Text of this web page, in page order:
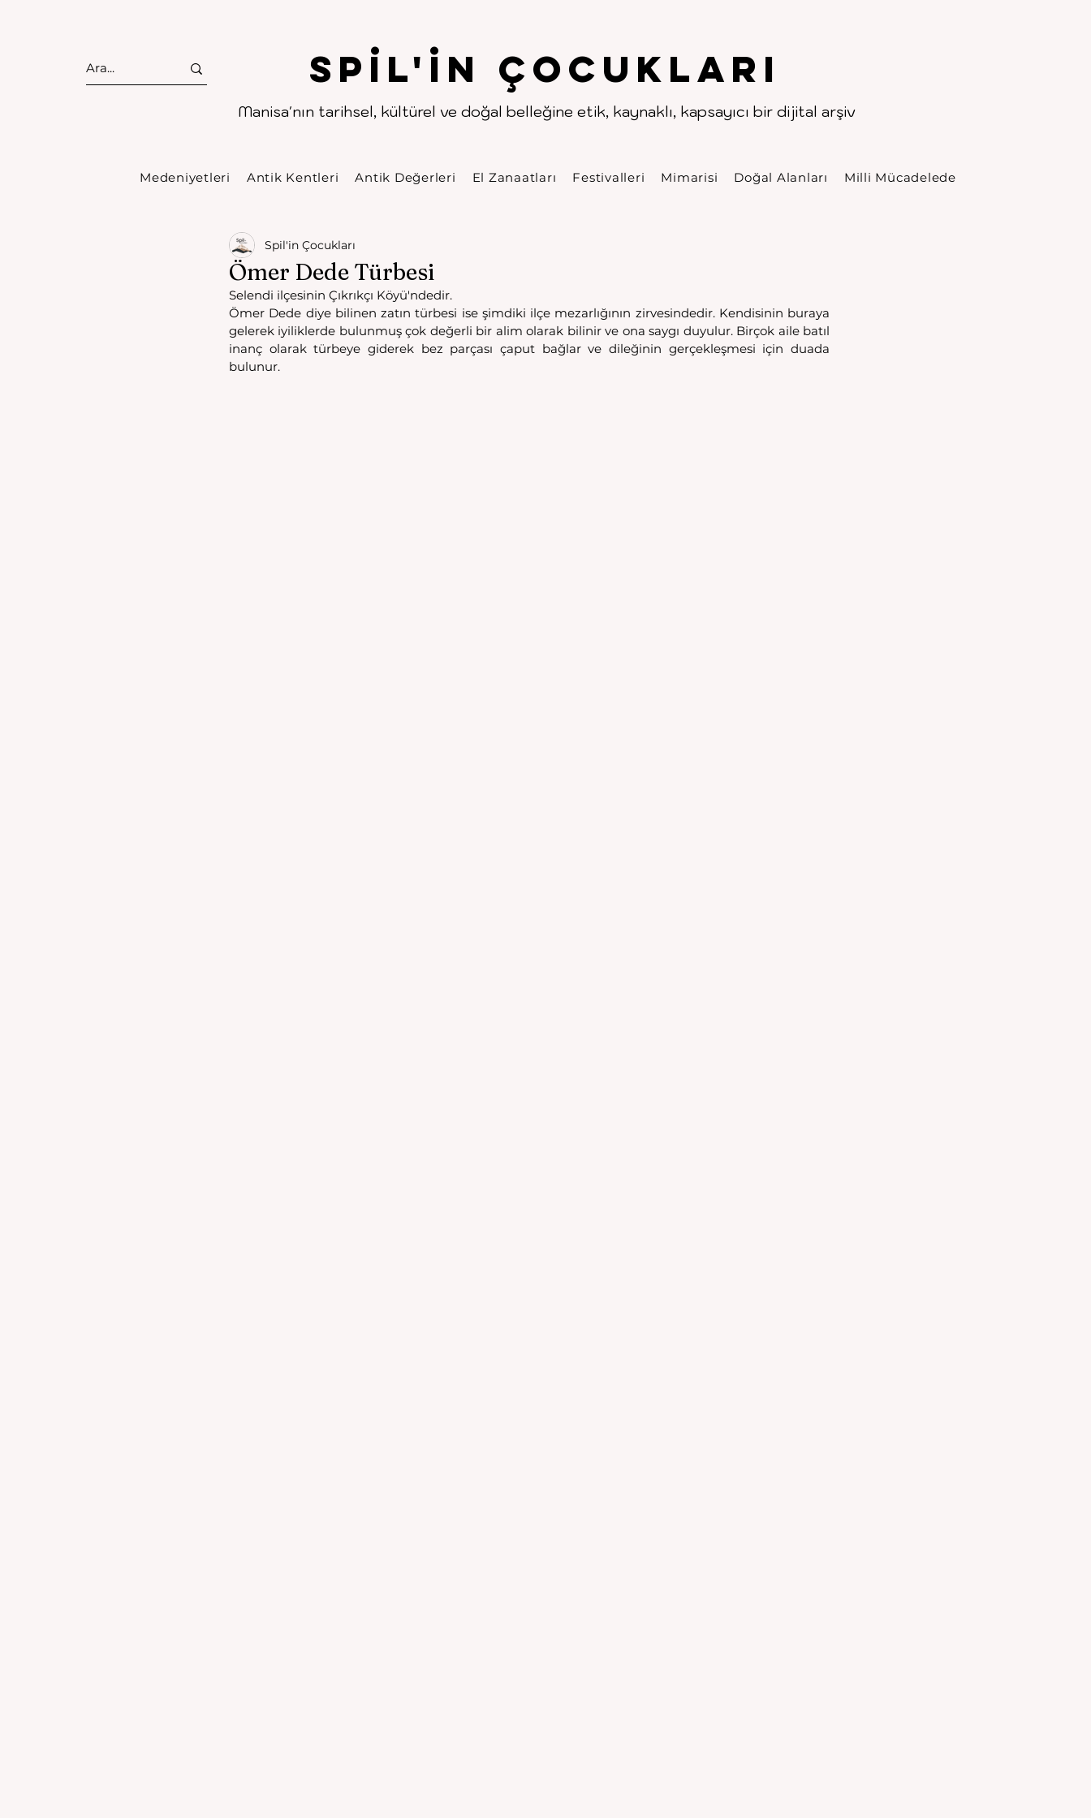
Spıl'in Çocukları
Manisa'nın tarihsel, kültürel ve doğal belleğine etik, kaynaklı, kapsayıcı bir dijital arşiv
. .
Medeniyetleri Antik Kentleri Antik Değerleri El Zanaatları Festivalleri Mimarisi Doğal Alanları Milli Mücadelede
Ömer Dede Türbesi
Spil'in Çocukları
Selendi ilçesinin Çıkrıkçı Köyü'ndedir.
Ömer Dede diye bilinen zatın türbesi ise şimdiki ilçe mezarlığının zirvesindedir. Kendisinin buraya
gelerek iyiliklerde bulunmuş çok değerli bir alim olarak bilinir ve ona saygı duyulur. Birçok aile batıl
inanç olarak türbeye giderek bez parçası çaput bağlar ve dileğinin gerçekleşmesi için duada
bulunur.